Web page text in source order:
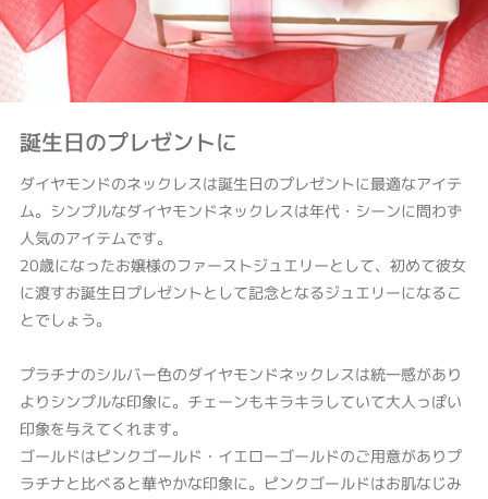
誕生日のプレゼントに
ダイヤモンドのネックレスは誕生日のプレゼントに最適なアイテ
ム。シンプルなダイヤモンドネックレスは年代・シーンに問わず
人気のアイテムです。
20歳になったお嬢様のファーストジュエリーとして、初めて彼女
に渡すお誕生日プレゼントとして記念となるジュエリーになるこ
とでしょう。
プラチナのシルバー色のダイヤモンドネックレスは統一感があり
よりシンプルな印象に。チェーンもキラキラしていて大人っぽい
印象を与えてくれます。
ゴールドはピンクゴールド・イエローゴールドのご用意がありプ
ラチナと比べると華やかな印象に。ピンクゴールドはお肌なじみ